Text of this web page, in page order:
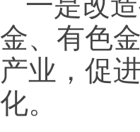
金、有色
产业，促
化。